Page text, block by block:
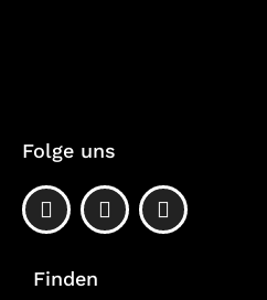
Folge uns
F
a
c
b
P
i
n
I
n
s
Finden